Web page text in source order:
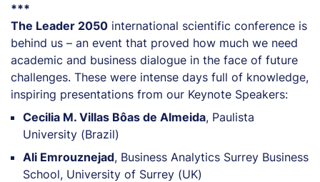
***
The Leader 2050 international scientific conference is
behind us – an event that proved how much we need
academic and business dialogue in the face of future
challenges. These were intense days full of knowledge,
inspiring presentations from our Keynote Speakers:
Cecilia M. Villas Bôas de Almeida, Paulista
University (Brazil)
Ali Emrouznejad, Business Analytics Surrey Business
School, University of Surrey (UK)